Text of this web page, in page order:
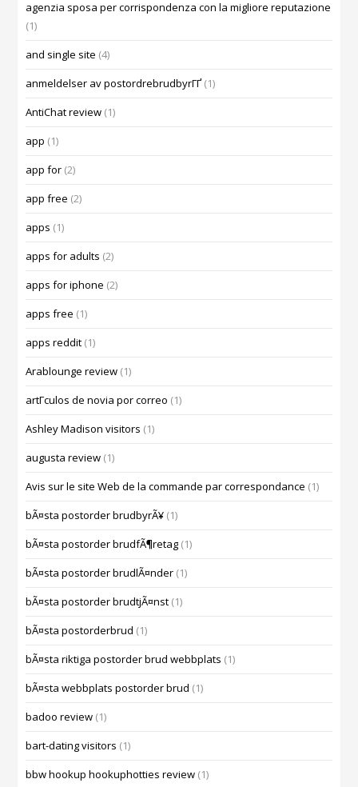
agenzia sposa per corrispondenza con la migliore reputazione
(1)
and single site (4)
anmeldelser av postordrebrudbyrГҐ (1)
AntiChat review (1)
app (1)
app for (2)
app free (2)
apps (1)
apps for adults (2)
apps for iphone (2)
apps free (1)
apps reddit (1)
Arablounge review (1)
artГ­culos de novia por correo (1)
Ashley Madison visitors (1)
augusta review (1)
Avis sur le site Web de la commande par correspondance (1)
bÃ¤sta postorder brudbyrÃ¥ (1)
bÃ¤sta postorder brudfÃ¶retag (1)
bÃ¤sta postorder brudlÃ¤nder (1)
bÃ¤sta postorder brudtjÃ¤nst (1)
bÃ¤sta postorderbrud (1)
bÃ¤sta riktiga postorder brud webbplats (1)
bÃ¤sta webbplats postorder brud (1)
badoo review (1)
bart-dating visitors (1)
bbw hookup hookuphotties review (1)